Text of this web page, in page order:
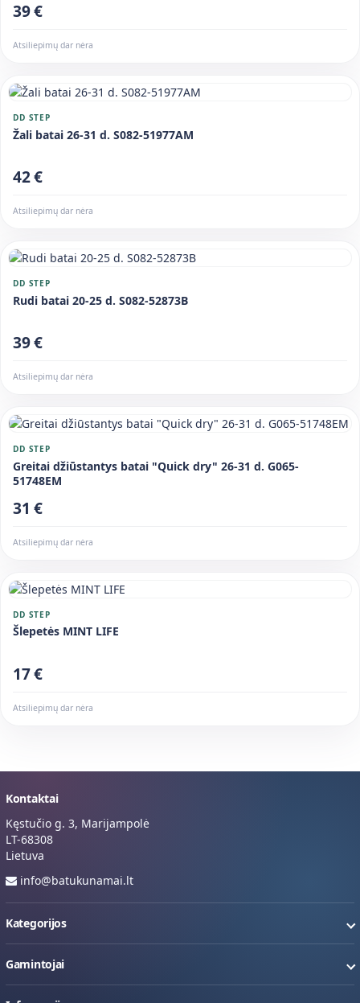
39 €
Atsiliepimų dar nėra
DD STEP
Žali batai 26-31 d. S082-51977AM
42 €
Atsiliepimų dar nėra
DD STEP
Rudi batai 20-25 d. S082-52873B
39 €
Atsiliepimų dar nėra
DD STEP
Greitai džiūstantys batai "Quick dry" 26-31 d. G065-
51748EM
31 €
Atsiliepimų dar nėra
DD STEP
Šlepetės MINT LIFE
17 €
Atsiliepimų dar nėra
Kontaktai
Kęstučio g. 3, Marijampolė
LT-68308
Lietuva
info@batukunamai.lt
Kategorijos
Gamintojai